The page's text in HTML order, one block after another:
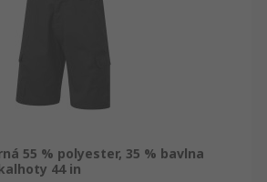
55 % polyester, 35 % bavlna
44 in